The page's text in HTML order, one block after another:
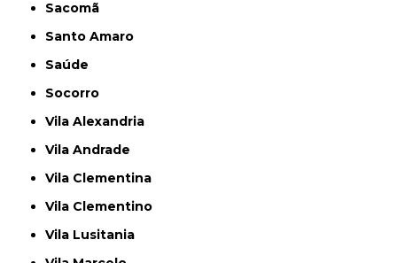
Sacomã
Santo Amaro
Saúde
Socorro
Vila Alexandria
Vila Andrade
Vila Clementina
Vila Clementino
Vila Lusitania